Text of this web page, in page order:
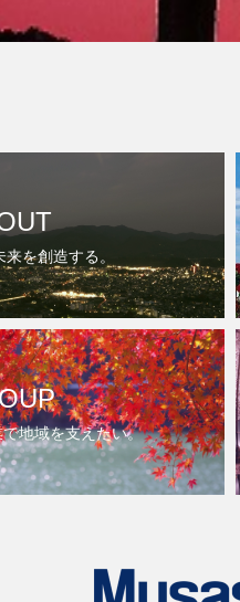
を創造する。
地域を支えたい。